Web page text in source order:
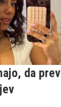
da